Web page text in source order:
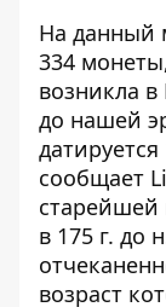
На данный
334
возникла в
до нашей
сообщает
старейшей
в 175 г. до
возраст